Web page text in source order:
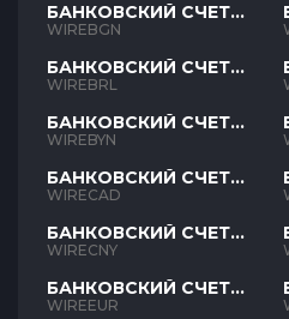
БАНКОВСКИЙ СЧЕТ
BGN
WIREBGN
БАНКОВСКИЙ СЧЕТ
BRL
WIREBRL
БАНКОВСКИЙ СЧЕТ
BYN
WIREBYN
БАНКОВСКИЙ СЧЕТ
CAD
WIRECAD
БАНКОВСКИЙ СЧЕТ
CNY
WIRECNY
БАНКОВСКИЙ СЧЕТ
EUR
WIREEUR